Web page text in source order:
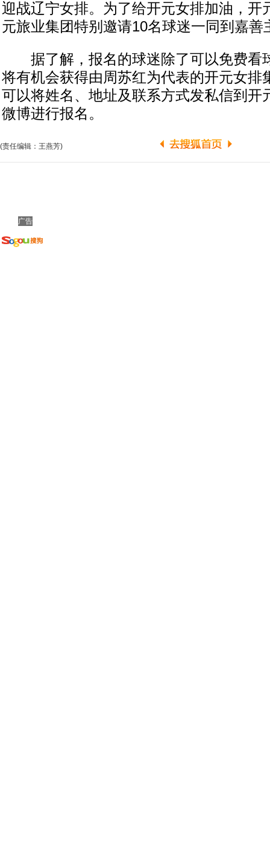
迎战辽宁女排。为了给开元女排加油，开
元旅业集团特别邀请10名球迷一同到嘉善
据了解，报名的球迷除了可以免费看
将有机会获得由周苏红为代表的开元女排
可以将姓名、地址及联系方式发私信到开
微博进行报名。
(责任编辑：王燕芳)
广告